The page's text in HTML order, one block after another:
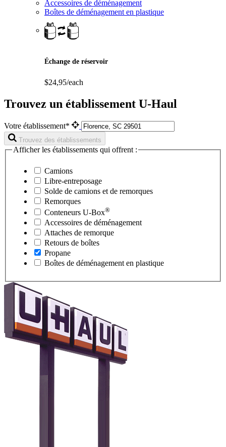
Accessoires de déménagement
Boîtes de déménagement en plastique
Échange de réservoir
$24,95/each
Trouvez un établissement U-Haul
Votre établissement*
Trouvez des établissements
Afficher les établissements qui offrent :
Camions
Libre-entreposage
Solde de camions et de remorques
Remorques
Conteneurs U-Box®
Accessoires de déménagement
Attaches de remorque
Retours de boîtes
Propane
Boîtes de déménagement en plastique